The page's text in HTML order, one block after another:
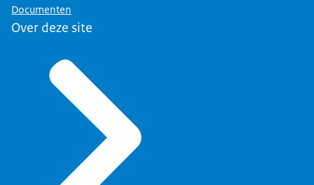
Documenten
Over deze site